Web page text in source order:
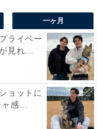
一ヶ月
ライベー
見れ...
ョットに
ャ感...